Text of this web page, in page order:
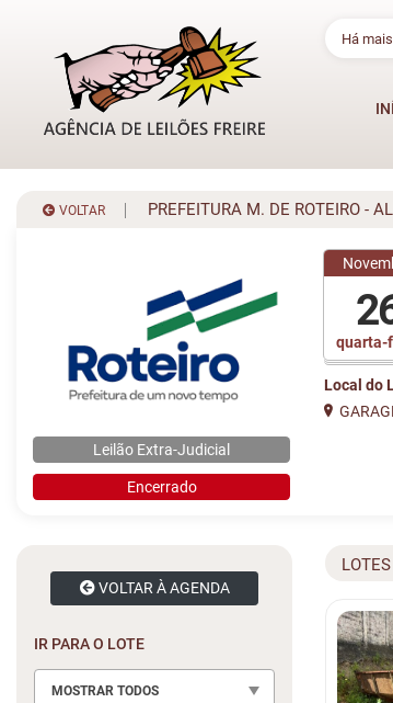
Há
VOLTAR PREFEITURA M. DE ROTEIRO - AL
Leilão Extra-Judicial
Encerrado
quarta-
Local do
VOLTAR À AGENDA
IR PARA O LOTE
MOSTRAR TODOS